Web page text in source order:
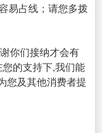
易占线；请您多拨
你们接纳才会有
的支持下,我们能
您及其他消费者提